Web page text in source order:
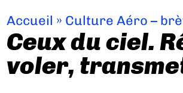
Accueil » Culture Aéro –
Ceux du ciel.
voler,